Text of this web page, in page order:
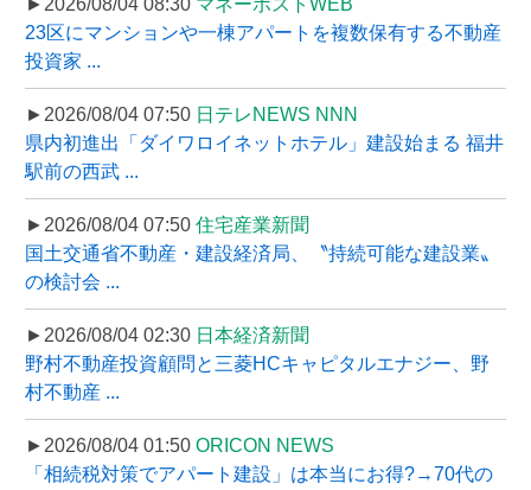
23区にマンションや一棟アパートを複数保有する不動産
投資家 ...
►2026/08/04 07:50 日テレNEWS NNN
県内初進出「ダイワロイネットホテル」建設始まる 福井
駅前の西武 ...
►2026/08/04 07:50 住宅産業新聞
国土交通省不動産・建設経済局、〝持続可能な建設業〟
の検討会 ...
►2026/08/04 02:30 日本経済新聞
野村不動産投資顧問と三菱HCキャピタルエナジー、野
村不動産 ...
►2026/08/04 01:50 ORICON NEWS
「相続税対策でアパート建設」は本当にお得?→70代の